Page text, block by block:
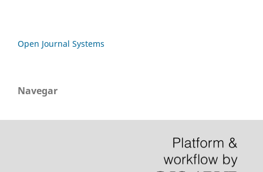
Open Journal Systems
Navegar